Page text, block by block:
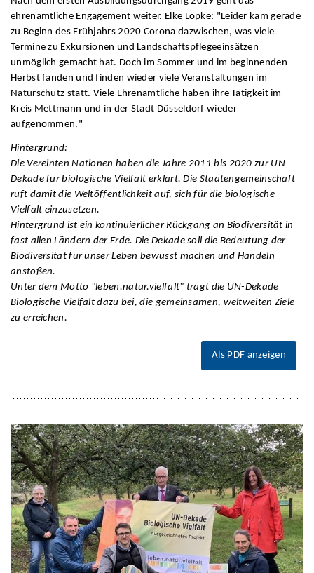
ehrenamtliche Engagement weiter. Elke Löpke: "Leider kam gerade
zu Beginn des Frühjahrs 2020 Corona dazwischen, was viele
Termine zu Exkursionen und Landschaftspflegeeinsätzen
unmöglich gemacht hat. Doch im Sommer und im beginnenden
Herbst fanden und finden wieder viele Veranstaltungen im
Naturschutz statt. Viele Ehrenamtliche haben ihre Tätigkeit im
Kreis Mettmann und in der Stadt Düsseldorf wieder
aufgenommen."
Hintergrund:
Die Vereinten Nationen haben die Jahre 2011 bis 2020 zur UN-
Dekade für biologische Vielfalt erklärt. Die Staatengemeinschaft
ruft damit die Weltöffentlichkeit auf, sich für die biologische
Vielfalt einzusetzen.
Hintergrund ist ein kontinuierlicher Rückgang an Biodiversität in
fast allen Ländern der Erde. Die Dekade soll die Bedeutung der
Biodiversität für unser Leben bewusst machen und Handeln
anstoßen.
Unter dem Motto "leben.natur.vielfalt" trägt die UN-Dekade
Biologische Vielfalt dazu bei, die gemeinsamen, weltweiten Ziele
zu erreichen.
Als PDF anzeigen